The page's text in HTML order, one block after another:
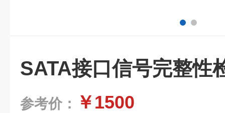
SATA接口信号完整性
参考价： ￥1500